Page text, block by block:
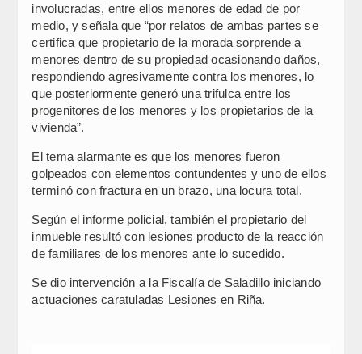
involucradas, entre ellos menores de edad de por
medio, y señala que “por relatos de ambas partes se
certifica que propietario de la morada sorprende a
menores dentro de su propiedad ocasionando daños,
respondiendo agresivamente contra los menores, lo
que posteriormente generó una trifulca entre los
progenitores de los menores y los propietarios de la
vivienda”.
El tema alarmante es que los menores fueron
golpeados con elementos contundentes y uno de ellos
terminó con fractura en un brazo, una locura total.
Según el informe policial, también el propietario del
inmueble resultó con lesiones producto de la reacción
de familiares de los menores ante lo sucedido.
Se dio intervención a la Fiscalía de Saladillo iniciando
actuaciones caratuladas Lesiones en Riña.